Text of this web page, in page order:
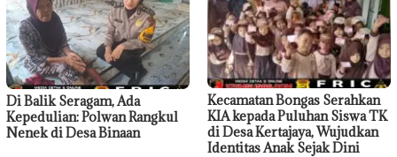
Di Balik Seragam, Ada
Kepedulian: Polwan Rangkul
Nenek di Desa Binaan
Kecamatan Bongas Serahkan
KIA kepada Puluhan Siswa TK
di Desa Kertajaya, Wujudkan
Identitas Anak Sejak Dini